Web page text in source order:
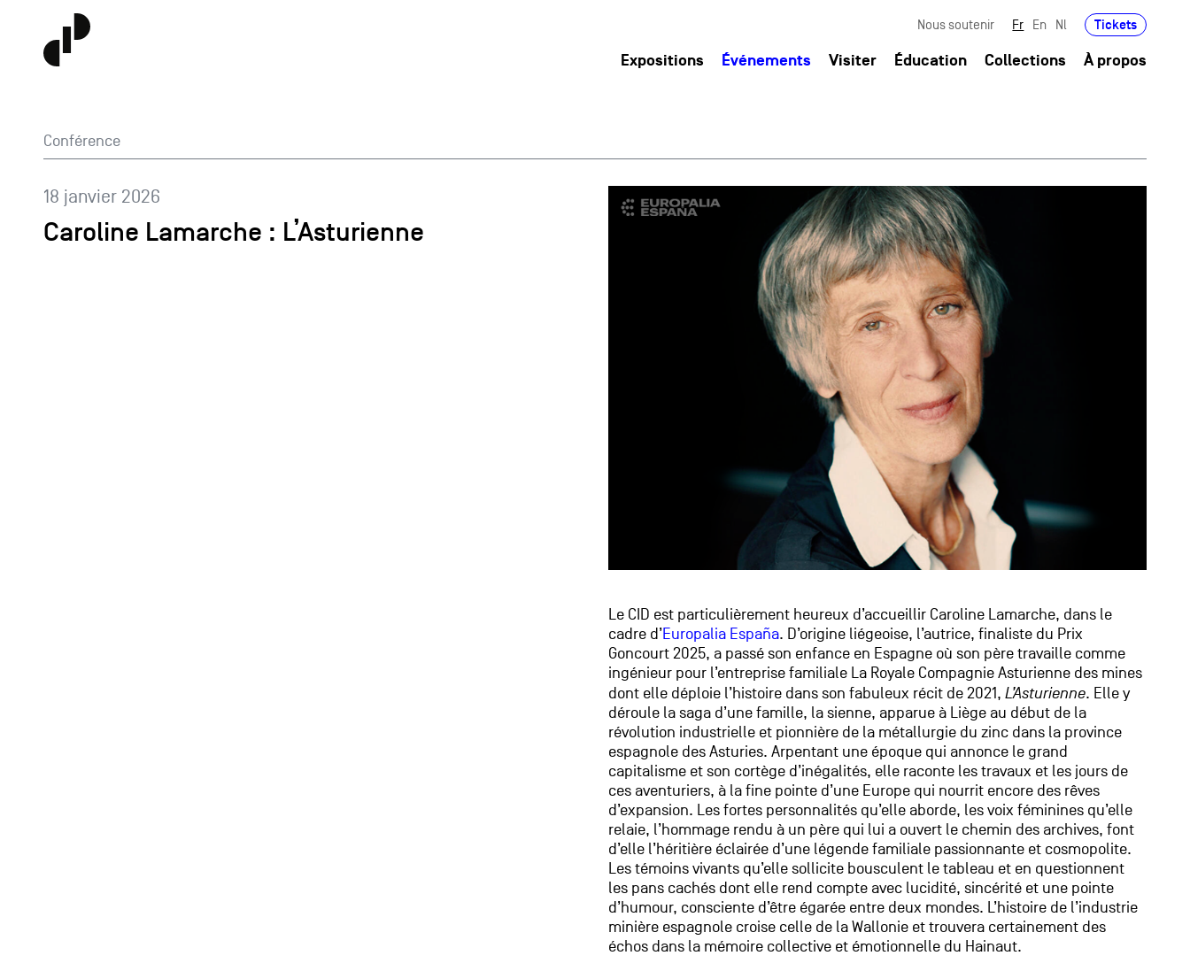
Nous soutenir Fr En Nl Tickets
Expositions Événements Visiter Éducation Collections À propos
Conférence
18 janvier 2026
Caroline Lamarche : L’Asturienne
Le CID est particulièrement heureux d’accueillir Caroline Lamarche, dans le
cadre d’Europalia España. D’origine liégeoise, l’autrice, finaliste du Prix
Goncourt 2025, a passé son enfance en Espagne où son père travaille comme
ingénieur pour l’entreprise familiale La Royale Compagnie Asturienne des mines
dont elle déploie l’histoire dans son fabuleux récit de 2021, L’Asturienne. Elle y
déroule la saga d’une famille, la sienne, apparue à Liège au début de la
révolution industrielle et pionnière de la métallurgie du zinc dans la province
espagnole des Asturies. Arpentant une époque qui annonce le grand
capitalisme et son cortège d’inégalités, elle raconte les travaux et les jours de
ces aventuriers, à la fine pointe d’une Europe qui nourrit encore des rêves
d’expansion. Les fortes personnalités qu’elle aborde, les voix féminines qu’elle
relaie, l’hommage rendu à un père qui lui a ouvert le chemin des archives, font
d’elle l’héritière éclairée d’une légende familiale passionnante et cosmopolite.
Les témoins vivants qu’elle sollicite bousculent le tableau et en questionnent
les pans cachés dont elle rend compte avec lucidité, sincérité et une pointe
d’humour, consciente d’être égarée entre deux mondes. L’histoire de l’industrie
minière espagnole croise celle de la Wallonie et trouvera certainement des
échos dans la mémoire collective et émotionnelle du Hainaut.